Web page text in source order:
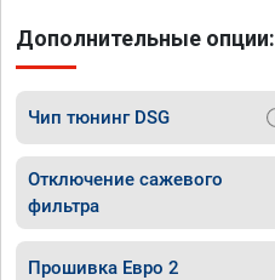
Дополнительные опции:
Чип тюнинг DSG
Отключение сажевого
фильтра
Прошивка Евро 2